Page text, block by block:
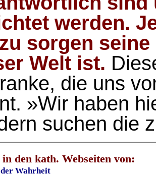
werden.
sorgen
Welt ist.
die uns
»Wir haben
suchen die
in den kath. Webseiten von:
der Wahrheit